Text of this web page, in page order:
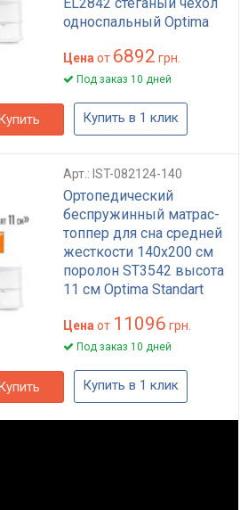
односпальный Optima
Цена от 6892 грн.
Под заказ 10 дней
Купить в 1 клик
Арт.: IST-082124-140
Ортопедический
беспружинный матрас-
топпер для сна средней
жесткости 140x200 см
поролон ST3542 высота
11 см Optima Standart
Цена от 11096 грн.
Под заказ 10 дней
Купить в 1 клик